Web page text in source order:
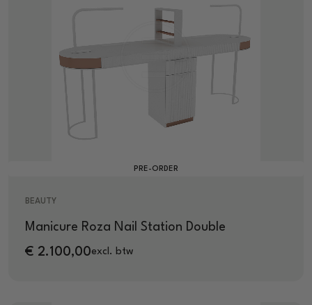
PRE-ORDER
BEAUTY
Manicure Roza Nail Station Double
€ 2.100,00excl. btw